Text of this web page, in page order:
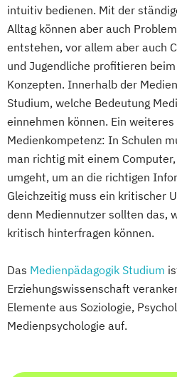
intuitiv bedienen. Mit der
Alltag können aber auch
entstehen, vor allem aber auch
und Jugendliche profitieren
Konzepten. Innerhalb der
Studium, welche Bedeutung
einnehmen können. Ein
Medienkompetenz: In Schulen
man richtig mit einem
umgeht, um an die richtigen
Gleichzeitig muss ein kritischer
denn Mediennutzer sollten das,
kritisch hinterfragen können.
Das Medienpädagogik Studium
Erziehungswissenschaft
Elemente aus Soziologie,
Medienpsychologie auf.